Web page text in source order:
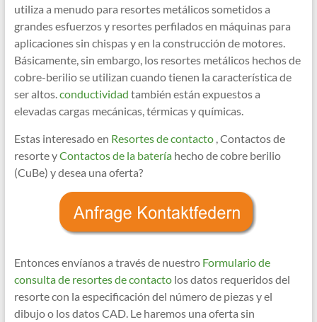
utiliza a menudo para resortes metálicos sometidos a
grandes esfuerzos y resortes perfilados en máquinas para
aplicaciones sin chispas y en la construcción de motores.
Básicamente, sin embargo, los resortes metálicos hechos de
cobre-berilio se utilizan cuando tienen la característica de
ser altos.conductividad también están expuestos a
elevadas cargas mecánicas, térmicas y químicas.
Estas interesado en Resortes de contacto, Contactos de
resorte yContactos de la bateríahecho de cobre berilio
(CuBe) y desea una oferta?
Entonces envíanos a través de nuestroFormulario de
consulta de resortes de contactolos datos requeridos del
resorte con la especificación del número de piezas y el
dibujo o los datos CAD. Le haremos una oferta sin